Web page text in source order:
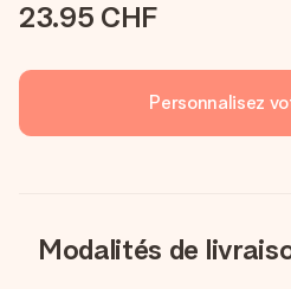
23.95 CHF
Personnalisez
Modalités de